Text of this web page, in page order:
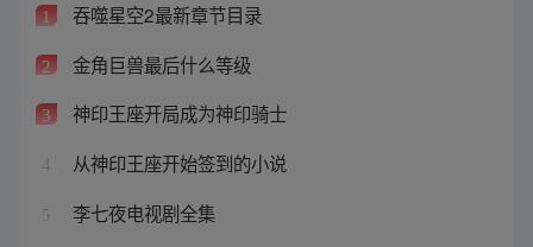
1 吞噬星空2最新章节目录
2 金角巨兽最后什么等级
3 神印王座开局成为神印骑士
4 从神印王座开始签到的小说
5 李七夜电视剧全集